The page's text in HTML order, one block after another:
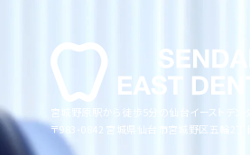
宮城野原駅から徒歩5分の仙台イーストデンタ
〒983-0842 宮城県仙台市宮城野区五輪2丁